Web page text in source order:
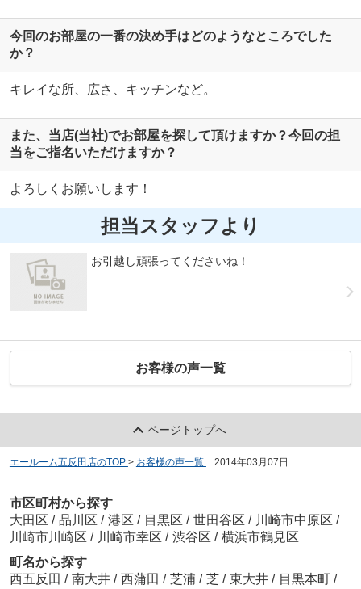
今回のお部屋の一番の決め手はどのようなところでした
か？
キレイな所、広さ、キッチンなど。
また、当店(当社)でお部屋を探して頂けますか？今回の担
当をご指名いただけますか？
よろしくお願いします！
担当スタッフより
お引越し頑張ってくださいね！
お客様の声一覧
ページトップへ
エールーム五反田店のTOP > お客様の声一覧 2014年03月07日
市区町村から探す
大田区 / 品川区 / 港区 / 目黒区 / 世田谷区 / 川崎市中原区 /
川崎市川崎区 / 川崎市幸区 / 渋谷区 / 横浜市鶴見区
町名から探す
西五反田 / 南大井 / 西蒲田 / 芝浦 / 芝 / 東大井 / 目黒本町 /